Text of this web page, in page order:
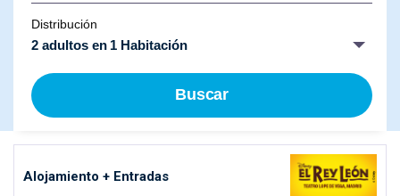
Distribución
2 adultos en 1 Habitación
Buscar
Alojamiento + Entradas